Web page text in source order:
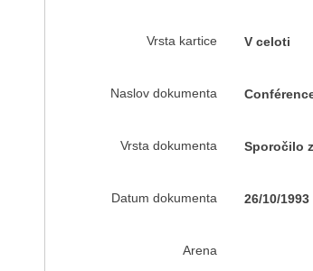
Vrsta kartice V celoti
Naslov dokumenta
Vrsta dokumenta Sporočilo
Datum dokumenta 26/10/1993
Arena